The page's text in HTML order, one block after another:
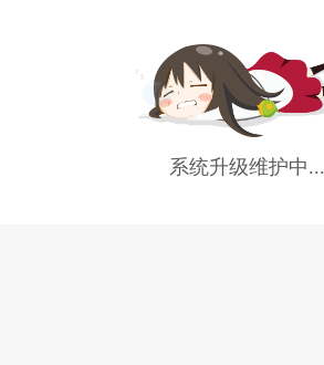
系统升级维护中...